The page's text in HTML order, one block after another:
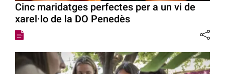
Cinc maridatges perfectes per a un vi de
xarel·lo de la DO Penedès